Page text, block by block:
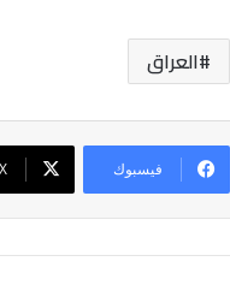
العراق
فيسبوك ‫X